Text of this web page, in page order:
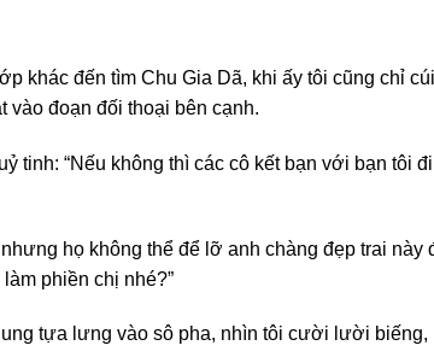
khác đến tìm Chu Gia Dã, khi ấy tôi cũng chỉ
vào đoạn đối thoại bên cạnh.
tinh: “Nếu không thì các cô kết bạn với bạn tôi
họ không thể để lỡ anh chàng đẹp trai này
phiền chị nhé?”
tựa lưng vào sô pha, nhìn tôi cười lười biếng,